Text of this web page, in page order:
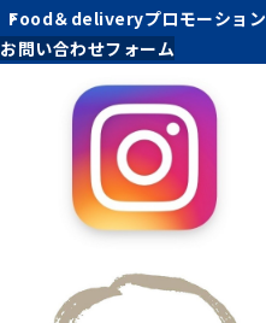
Food＆deliveryプロモーション
お問い合わせフォーム